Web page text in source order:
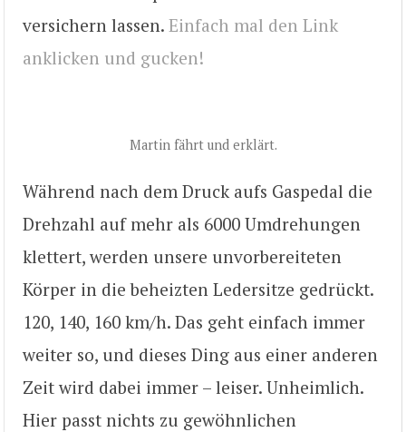
versichern lassen. Einfach mal den Link
anklicken und gucken!
Martin fährt und erklärt.
Während nach dem Druck aufs Gaspedal die
Drehzahl auf mehr als 6000 Umdrehungen
klettert, werden unsere unvorbereiteten
Körper in die beheizten Ledersitze gedrückt.
120, 140, 160 km/h. Das geht einfach immer
weiter so, und dieses Ding aus einer anderen
Zeit wird dabei immer – leiser. Unheimlich.
Hier passt nichts zu gewöhnlichen